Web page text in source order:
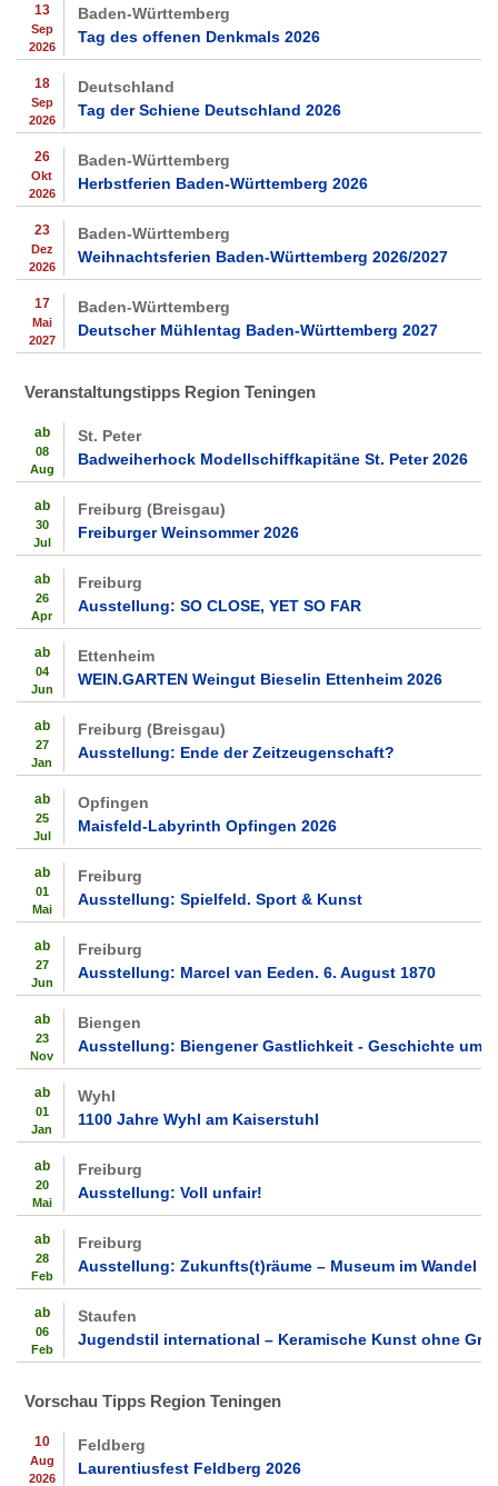
13
Sep
2026
Baden-Württemberg
Tag des offenen Denkmals 2026
18
Sep
2026
Deutschland
Tag der Schiene Deutschland 2026
26
Okt
2026
Baden-Württemberg
Herbstferien Baden-Württemberg 2026
23
Dez
2026
Baden-Württemberg
Weihnachtsferien Baden-Württemberg 2026/2027
17
Mai
2027
Baden-Württemberg
Deutscher Mühlentag Baden-Württemberg 2027
Veranstaltungstipps Region Teningen
ab
08
Aug
St. Peter
Badweiherhock Modellschiffkapitäne St. Peter 2026
ab
30
Jul
Freiburg (Breisgau)
Freiburger Weinsommer 2026
ab
26
Apr
Freiburg
Ausstellung: SO CLOSE, YET SO FAR
ab
04
Jun
Ettenheim
WEIN.GARTEN Weingut Bieselin Ettenheim 2026
ab
27
Jan
Freiburg (Breisgau)
Ausstellung: Ende der Zeitzeugenschaft?
ab
25
Jul
Opfingen
Maisfeld-Labyrinth Opfingen 2026
ab
01
Mai
Freiburg
Ausstellung: Spielfeld. Sport & Kunst
ab
27
Jun
Freiburg
Ausstellung: Marcel van Eeden. 6. August 1870
ab
23
Nov
Biengen
Ausstellung: Biengener Gastlichkeit - Geschichte um
ab
01
Jan
Wyhl
1100 Jahre Wyhl am Kaiserstuhl
ab
20
Mai
Freiburg
Ausstellung: Voll unfair!
ab
28
Feb
Freiburg
Ausstellung: Zukunfts(t)räume – Museum im Wandel
ab
06
Feb
Staufen
Jugendstil international – Keramische Kunst ohne
Vorschau Tipps Region Teningen
10
Aug
2026
Feldberg
Laurentiusfest Feldberg 2026